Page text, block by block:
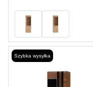
Szybka wysyłka